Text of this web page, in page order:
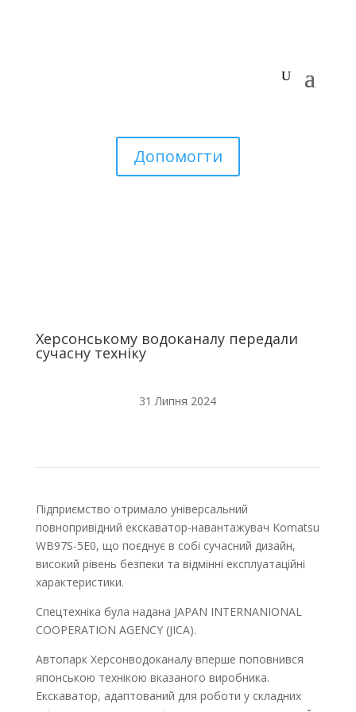
Допомогти
Херсонському водоканалу передали
сучасну техніку
31 Липня 2024
Підприємство отримало універсальний
повнопривідний екскаватор-навантажувач Komatsu
WB97S-5E0, що поєднує в собі сучасний дизайн,
високий рівень безпеки та відмінні експлуатаційні
характеристики.
Спецтехніка була надана JAPAN INTERNANIONAL
COOPERATION AGENCY (JICA).
Автопарк Херсонводоканалу вперше поповнився
японською технікою вказаного виробника.
Екскаватор, адаптований для роботи у складних